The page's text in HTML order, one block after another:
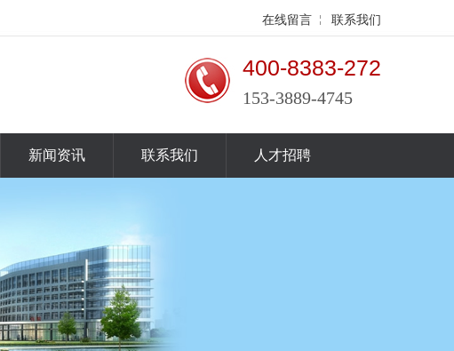
在线留言 联系我们
400-8383-272
153-3889-4745
新闻资讯 联系我们 人才招聘